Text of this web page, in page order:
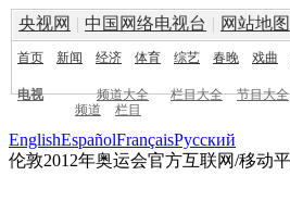
央视网 | 中国网络电视台 | 网站地图
首页 新闻 经济 体育 综艺 春晚 戏曲
电视 频道大全 栏目大全 节目大全
频道
栏目
EnglishEspañolFrançaisPусский
伦敦2012年奥运会官方互联网/移动